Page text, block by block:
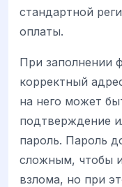
стандартной
оплаты.
При заполнении
корректный
на него может
подтверждение
пароль. Пароль
сложным, чтобы
взлома, но при